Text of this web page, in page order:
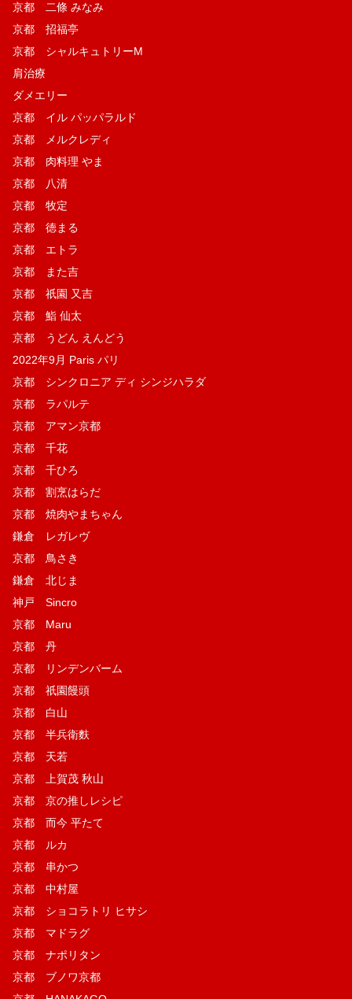
京都 二條 みなみ
京都 招福亭
京都 シャルキュトリーM
肩治療
ダメエリー
京都 イル パッパラルド
京都 メルクレディ
京都 肉料理 やま
京都 八清
京都 牧定
京都 徳まる
京都 エトラ
京都 また吉
京都 祇園 又吉
京都 鮨 仙太
京都 うどん えんどう
2022年9月 Paris パリ
京都 シンクロニア ディ シンジハラダ
京都 ラパルテ
京都 アマン京都
京都 千花
京都 千ひろ
京都 割烹はらだ
京都 焼肉やまちゃん
鎌倉 レガレヴ
京都 鳥さき
鎌倉 北じま
神戸 Sincro
京都 Maru
京都 丹
京都 リンデンバーム
京都 祇園饅頭
京都 白山
京都 半兵衛麩
京都 天若
京都 上賀茂 秋山
京都 京の推しレシピ
京都 而今 平たて
京都 ルカ
京都 串かつ
京都 中村屋
京都 ショコラトリ ヒサシ
京都 マドラグ
京都 ナポリタン
京都 ブノワ京都